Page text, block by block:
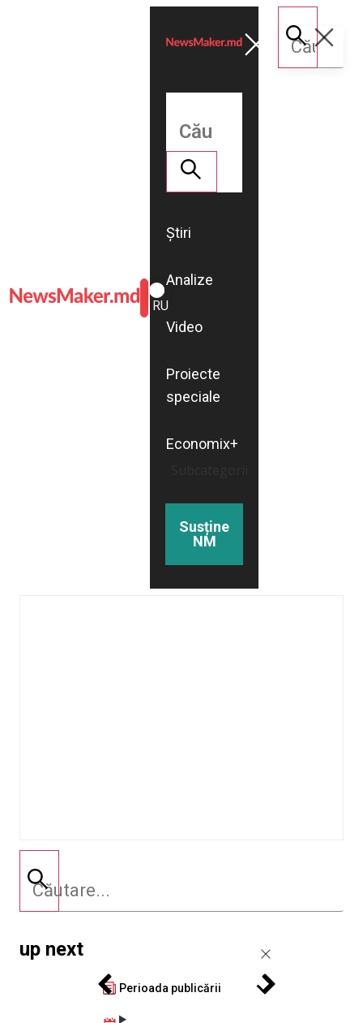
ROMÂNĂ
RU
Știri
Analize
Video
Proiecte
speciale
Economix+
Susține
NM
up next
Perioada publicării